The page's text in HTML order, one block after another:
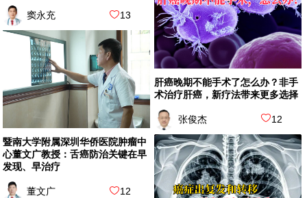
窦永充 13
肝癌晚期不能手术了怎么办？非手
术治疗肝癌，新疗法带来更多选择
张俊杰 12
暨南大学附属深圳华侨医院肿瘤中
心董文广教授：舌癌防治关键在早
发现、早治疗
董文广 12